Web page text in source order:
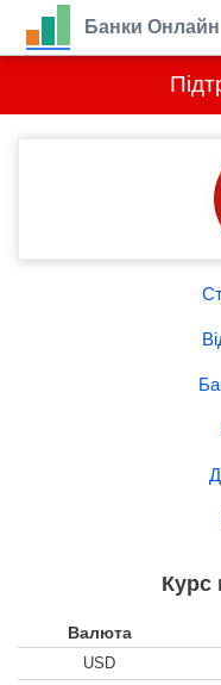
Банки Онлайн
Валюта
USD